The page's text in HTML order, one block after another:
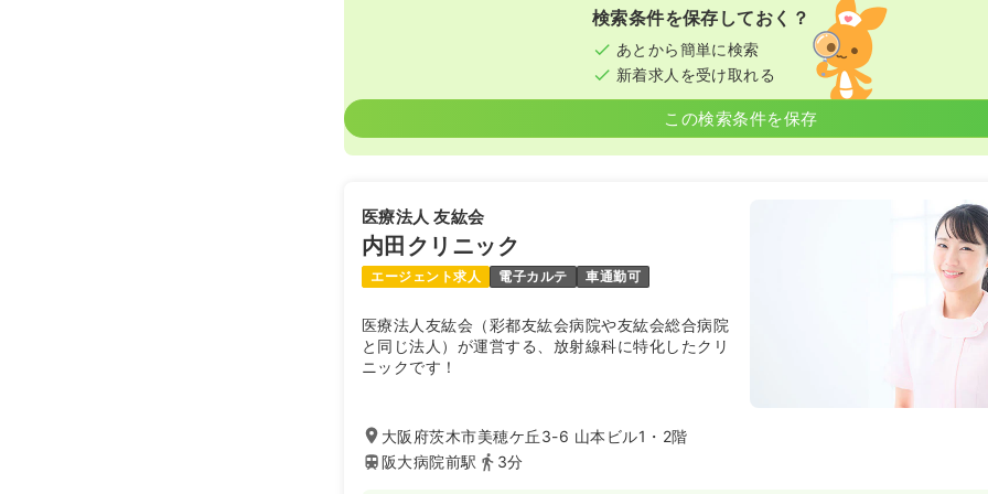
月給25万円以上可
検索条件を保存しておく？
あとから簡単に検索
新着求人を受け取れる
この検索条件を保存
医療法人 友紘会
内田クリニック
エージェント求人 電子カルテ 車通勤可
医療法人友紘会（彩都友紘会病院や友紘会総合病院
と同じ法人）が運営する、放射線科に特化したクリ
ニックです！
大阪府茨木市美穂ケ丘3-6 山本ビル1・2階
阪大病院前駅
3分